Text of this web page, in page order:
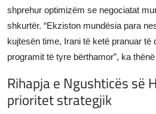
shprehur optimizëm se negociatat
shkurtër. “Ekziston mundësia para
kujtesën time, Irani të ketë pranuar të
programit të tyre bërthamor”, ka
Rihapja e Ngushticës së
prioritet strategjik